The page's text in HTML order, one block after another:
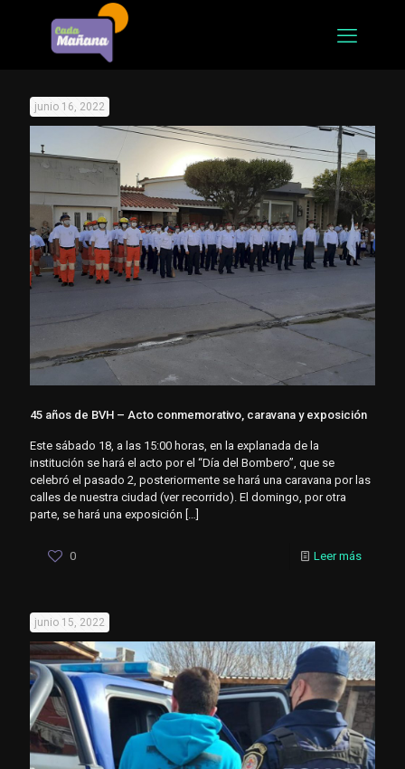
junio 16, 2022
45 años de BVH – Acto conmemorativo, caravana y exposición
Este sábado 18, a las 15:00 horas, en la explanada de la
institución se hará el acto por el “Día del Bombero”, que se
celebró el pasado 2, posteriormente se hará una caravana por las
calles de nuestra ciudad (ver recorrido). El domingo, por otra
parte, se hará una exposición
0 Leer más
junio 15, 2022